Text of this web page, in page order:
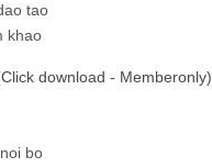
tao
khao
download - Memberonly)
bo